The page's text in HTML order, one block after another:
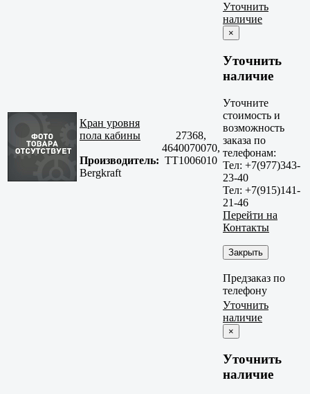
Кран уровня
пола кабины
Производитель:
Bergkraft
27368,
4640070070,
TT1006010
Уточнить
наличие
×
Уточнить
наличие
Уточните
стоимость и
возможность
заказа по
телефонам:
Тел: +7(977)343-
23-40
Тел: +7(915)141-
21-46
Перейти на
Контакты
Закрыть
Предзаказ по
телефону
Уточнить
наличие
×
Уточнить
наличие